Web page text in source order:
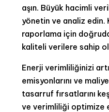
aşın. Büyük hacimli
yönetin ve analiz edin.
raporlama için
kaliteli verilere sahip
Enerji verimliliğinizi
emisyonlarını ve
tasarruf fırsatlarını
ve verimliliği optimize